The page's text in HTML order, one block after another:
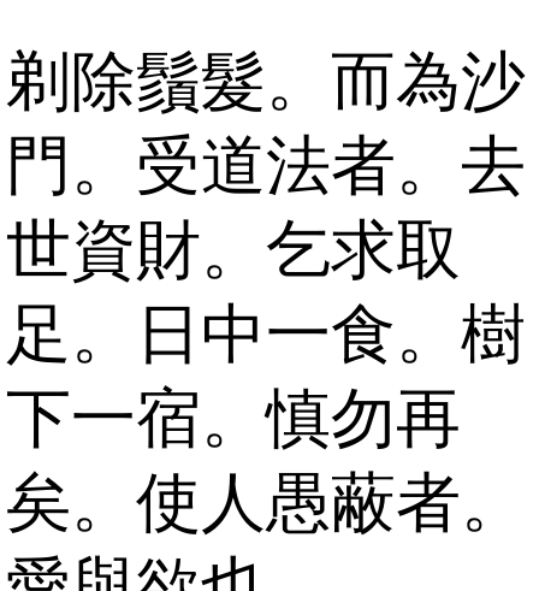
剃除鬚髮。而為沙
門。受道法者。去
世資財。乞求取
足。日中一食。樹
下一宿。慎勿再
矣。使人愚蔽者。